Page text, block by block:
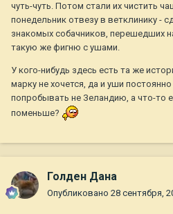
чуть-чуть. Потом стали их чистить
понедельник отвезу в ветклинику -
знакомых собачников, перешедших
такую же фигню с ушами.
У кого-нибудь здесь есть та же
марку не хочется, да и уши
попробывать не Зеландию, а что-то
поменьше?
Голден Дана
Опубликовано 28 сентября,